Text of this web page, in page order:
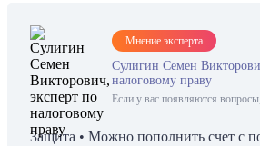
Мнение эксперта
Сулигин Семен
налоговому праву
Если у вас появляются
Защита • Можно пополнить счет с